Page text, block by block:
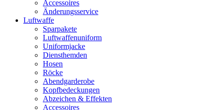
Accessoires
Änderungsservice
Luftwaffe
Sparpakete
Luftwaffenuniform
Uniformjacke
Diensthemden
Hosen
Röcke
Abendgarderobe
Kopfbedeckungen
Abzeichen & Effekten
Accessoires